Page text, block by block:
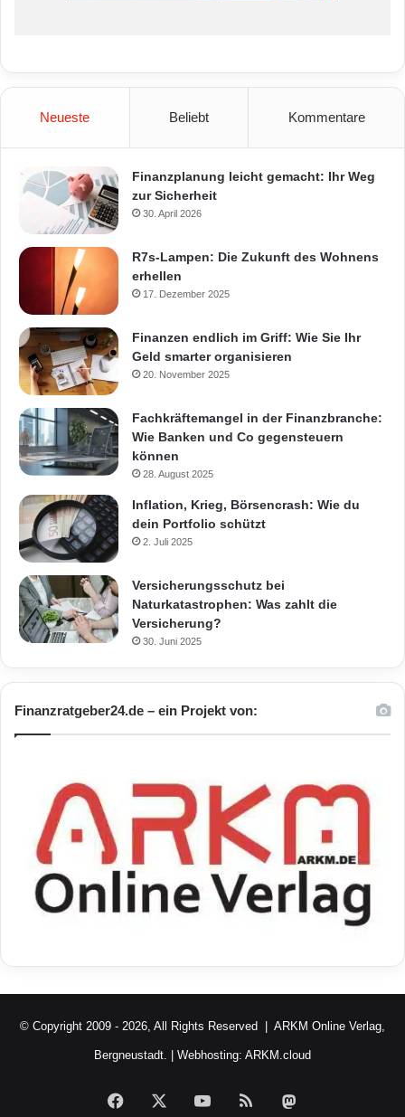
Neueste Beliebt Kommentare
Finanzplanung leicht gemacht: Ihr Weg
zur Sicherheit
30. April 2026
R7s-Lampen: Die Zukunft des Wohnens
erhellen
17. Dezember 2025
Finanzen endlich im Griff: Wie Sie Ihr
Geld smarter organisieren
20. November 2025
Fachkräftemangel in der Finanzbranche:
Wie Banken und Co gegensteuern
können
28. August 2025
Inflation, Krieg, Börsencrash: Wie du
dein Portfolio schützt
2. Juli 2025
Versicherungsschutz bei
Naturkatastrophen: Was zahlt die
Versicherung?
30. Juni 2025
Finanzratgeber24.de – ein Projekt von:
© Copyright 2009 - 2026, All Rights Reserved | ARKM Online Verlag,
Bergneustadt. | Webhosting: ARKM.cloud
Facebook YouTubeRSS